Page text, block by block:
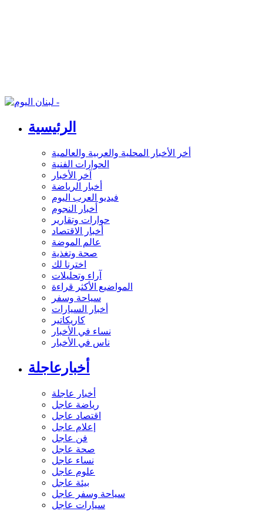
الرئيسية
أخر الأخبار المحلية والعربية والعالمية
الحوارات الفنية
آخر الأخبار
أخبار الرياضة
فيديو العرب اليوم
أخبار النجوم
حوارات وتقارير
أخبار الاقتصاد
عالم الموضة
صحة وتغذية
اخترنا لك
آراء وتحليلات
المواضيع الأكثر قراءة
سياحة وسفر
أخبار السيارات
كاريكاتير
نساء في الأخبار
ناس في الأخبار
أخبارعاجلة
أخبار عاجلة
رياضة عاجل
اقتصاد عاجل
إعلام عاجل
فن عاجل
صحة عاجل
نساء عاجل
علوم عاجل
بيئة عاجل
سياحة وسفر عاجل
سيارات عاجل